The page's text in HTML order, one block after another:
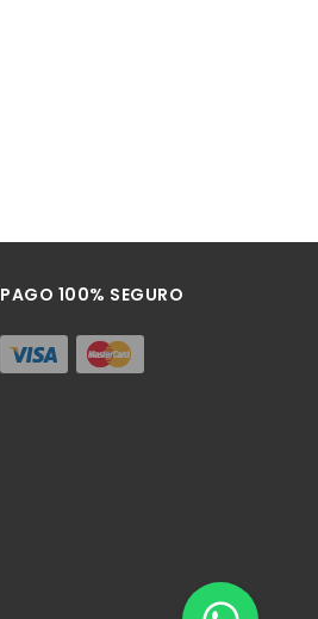
PAGO 100% SEGURO